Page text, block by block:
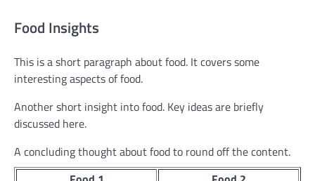
Food Insights
This is a short paragraph about food. It covers some
interesting aspects of food.
Another short insight into food. Key ideas are briefly
discussed here.
A concluding thought about food to round off the content.